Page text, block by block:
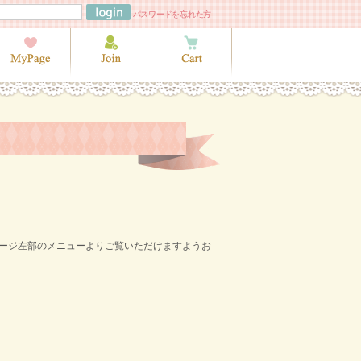
パスワードを忘れた方
ジ左部のメニューよりご覧いただけますようお